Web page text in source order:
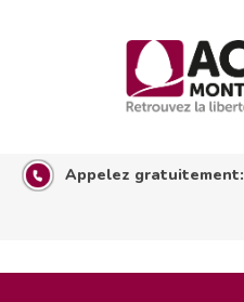
Appelez gratuitement: